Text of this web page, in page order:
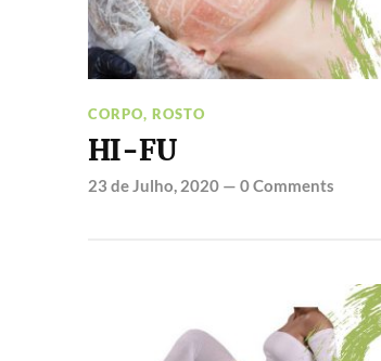
CORPO, ROSTO
HI-FU
23 de Julho, 2020— 0 Comments